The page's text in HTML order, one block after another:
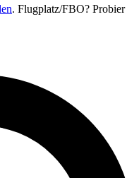
. Flugplatz/FBO? Probier